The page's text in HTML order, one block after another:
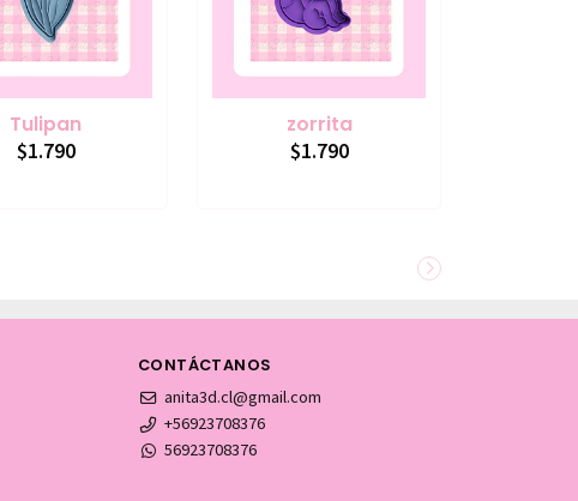
Tulipan
$1.790
zorrita
$1.790
CONTÁCTANOS
anita3d.cl@gmail.com
+56923708376
56923708376